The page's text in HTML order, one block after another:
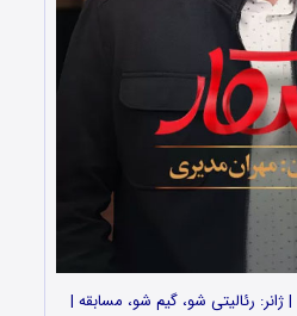
| ژانر: رئالیتی شو، گیم شو، مسابقه |